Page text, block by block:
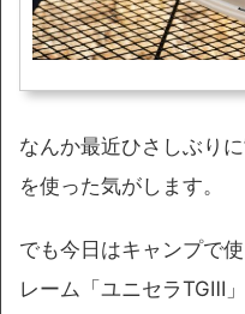
なんか最近ひさしぶり
を使った気がします。
でも今日はキャンプで
レーム「ユニセラTGⅢ